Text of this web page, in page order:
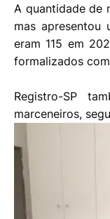
A quantidade de
mas apresentou
eram 115 em
formalizados
Registro-SP
marceneiros,